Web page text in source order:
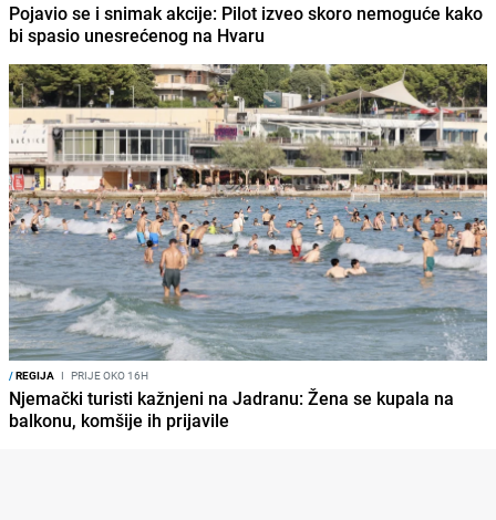
Pojavio se i snimak akcije: Pilot izveo skoro nemoguće kako
bi spasio unesrećenog na Hvaru
/REGIJA I PRIJE OKO 16H
Njemački turisti kažnjeni na Jadranu: Žena se kupala na
balkonu, komšije ih prijavile